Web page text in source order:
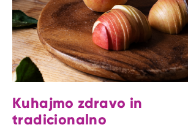
Kuhajmo zdravo in
tradicionalno